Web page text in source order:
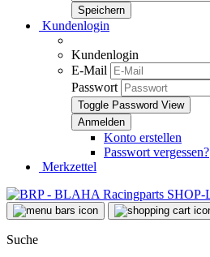
Kundenlogin
Kundenlogin
E-Mail
Passwort
Toggle Password View
Konto erstellen
Passwort vergessen?
Merkzettel
Suche